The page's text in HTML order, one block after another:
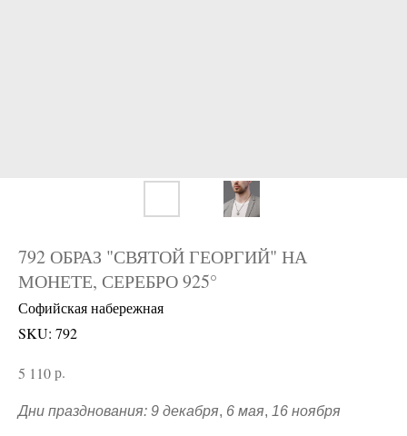
792 ОБРАЗ "СВЯТОЙ ГЕОРГИЙ" НА
МОНЕТЕ, СЕРЕБРО 925°
Софийская набережная
SKU: 792
5 110р.
Дни празднования: 9 декабря, 6 мая, 16 ноября